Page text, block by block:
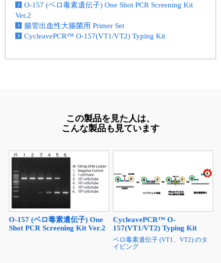
O-157 (ベロ毒素遺伝子) One Shot PCR Screening Kit
Ver.2
腸管出血性大腸菌用 Primer Set
CycleavePCR™ O-157(VT1/VT2) Typing Kit
この製品を見た人は、
こんな製品も見ています
O-157 (ベロ毒素遺伝子) One
Shot PCR Screening Kit Ver.2
CycleavePCR™ O-
157(VT1/VT2) Typing Kit
ベロ毒素遺伝子 (VT1、VT2) のタ
イピング